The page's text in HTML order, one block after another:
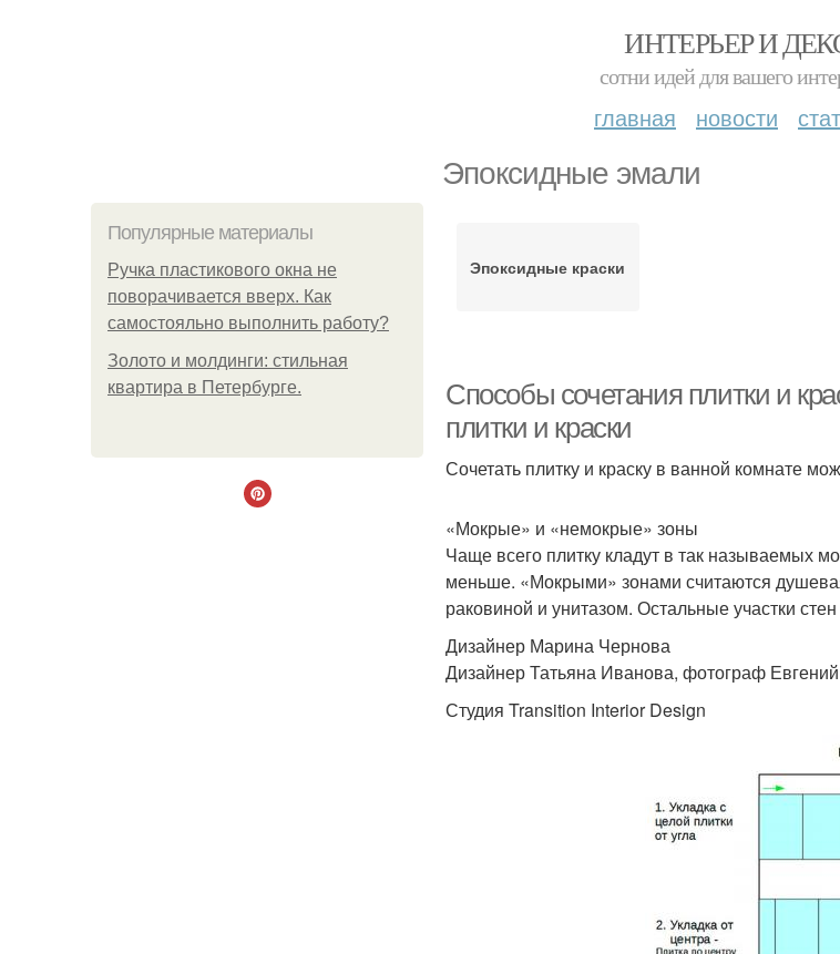
ИНТЕРЬЕР И
сотни идей для вашего
главная новости
Эпоксидные эмали
Популярные материалы
Ручка пластикового окна не
поворачивается вверх. Как
самостояльно выполнить работу?
Золото и молдинги: стильная
квартира в Петербурге.
Эпоксидные краски
Способы сочетания плитки и
плитки и краски
Сочетать плитку и краску в ванной комнате
«Мокрые» и «немокрые» зоны
Чаще всего плитку кладут в так называемых
меньше. «Мокрыми» зонами считаются
раковиной и унитазом. Остальные участки
Дизайнер Марина Чернова
Дизайнер Татьяна Иванова, фотограф
Студия Transition Interior Design